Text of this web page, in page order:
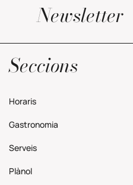
Newsletter
Seccions
Horaris
Gastronomia
Serveis
Plànol